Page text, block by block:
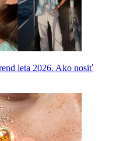
leta 2026. Ako nosiť